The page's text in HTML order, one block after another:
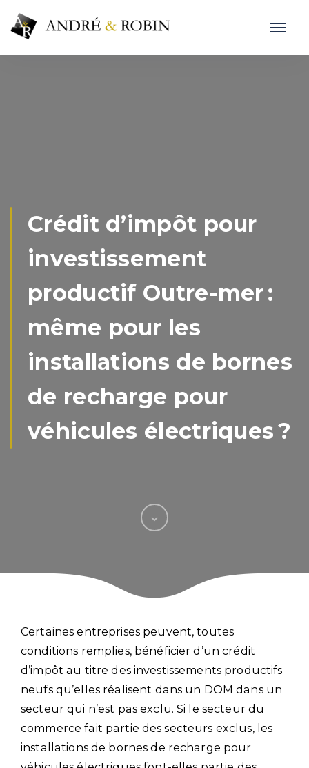
Crédit d’impôt pour
investissement
productif Outre-mer :
même pour les
installations de bornes
de recharge pour
véhicules électriques ?
Certaines entreprises peuvent, toutes
conditions remplies, bénéficier d’un crédit
d’impôt au titre des investissements productifs
neufs qu’elles réalisent dans un DOM dans un
secteur qui n’est pas exclu. Si le secteur du
commerce fait partie des secteurs exclus, les
installations de bornes de recharge pour